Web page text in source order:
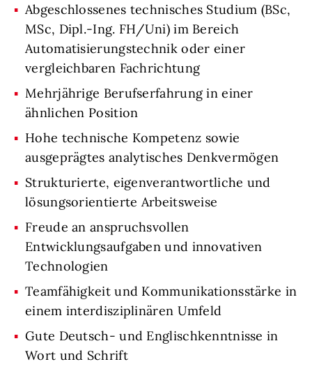
Abgeschlossenes technisches Studium (BSc,
MSc, Dipl.-Ing. FH/Uni) im Bereich
Automatisierungstechnik oder einer
vergleichbaren Fachrichtung
Mehrjährige Berufserfahrung in einer
ähnlichen Position
Hohe technische Kompetenz sowie
ausgeprägtes analytisches Denkvermögen
Strukturierte, eigenverantwortliche und
lösungsorientierte Arbeitsweise
Freude an anspruchsvollen
Entwicklungsaufgaben und innovativen
Technologien
Teamfähigkeit und Kommunikationsstärke in
einem interdisziplinären Umfeld
Gute Deutsch- und Englischkenntnisse in
Wort und Schrift